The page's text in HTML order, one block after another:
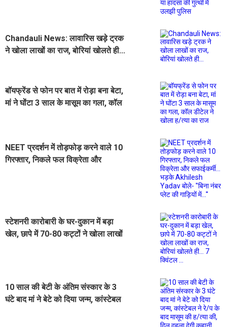
Chandauli News: लावारिस खड़े ट्रक
ने खोला लाखों का राज, बोरियां खोलते ही...
बॉयफ्रेंड से फोन पर बात में रोड़ा बना बेटा,
मां ने घोंटा 3 साल के मासूम का गला, कॉल
NEET प्रदर्शन में तोड़फोड़ करने वाले 10
गिरफ्तार, निकले फल विक्रेता और
स्टेशनरी कारोबारी के घर-दुकान में बड़ा
खेल, छापे में 70-80 कट्टों ने खोला लाखों
10 साल की बेटी के अंतिम संस्कार के 3
घंटे बाद मां ने बेटे को दिया जन्म, कांस्टेबल